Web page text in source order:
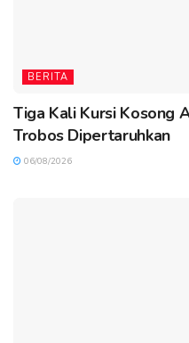
BERITA
Tiga Kali Kursi Kosong
Trobos Dipertaruhkan
06/08/2026